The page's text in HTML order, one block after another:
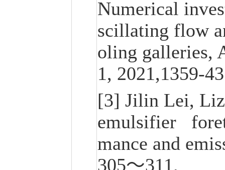
Numerical
scillating flow
oling galleries,
1, 2021,1359-
[3] Jilin Lei,
emulsifier
mance and
305～311.